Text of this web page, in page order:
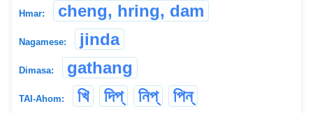
Hmar: cheng, hring, dam
Nagamese: jinda
Dimasa: gathang
TAI-Ahom: খি দিপ্ নিপ্ পিন্